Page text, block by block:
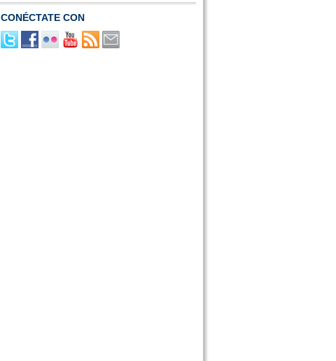
CONÉCTATE CON